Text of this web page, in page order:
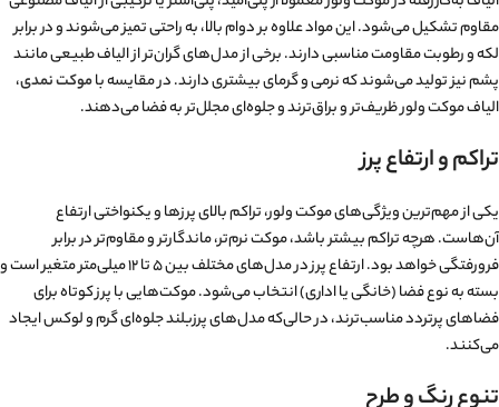
مقاوم تشکیل می‌شود. این مواد علاوه بر دوام بالا، به راحتی تمیز می‌شوند و در برابر
لکه و رطوبت مقاومت مناسبی دارند. برخی از مدل‌های گران‌تر از الیاف طبیعی مانند
پشم نیز تولید می‌شوند که نرمی و گرمای بیشتری دارند. در مقایسه باموکت نمدی،
الیاف موکت ولور ظریف‌تر و براق‌ترند و جلوه‌ای مجلل‌تر به فضا می‌دهند.
تراکم و ارتفاع پرز
یکی از مهم‌ترین ویژگی‌های موکت ولور، تراکم بالای پرزها و یکنواختی ارتفاع
آن‌هاست. هرچه تراکم بیشتر باشد، موکت نرم‌تر، ماندگارتر و مقاوم‌تر در برابر
فرورفتگی خواهد بود. ارتفاع پرز در مدل‌های مختلف بین ۵ تا ۱۲ میلی‌متر متغیر است و
بسته به نوع فضا (خانگی یا اداری) انتخاب می‌شود. موکت‌هایی با پرز کوتاه برای
فضاهای پرتردد مناسب‌ترند، در حالی‌که مدل‌های پرزبلند جلوه‌ای گرم و لوکس ایجاد
می‌کنند.
تنوع رنگ و طرح